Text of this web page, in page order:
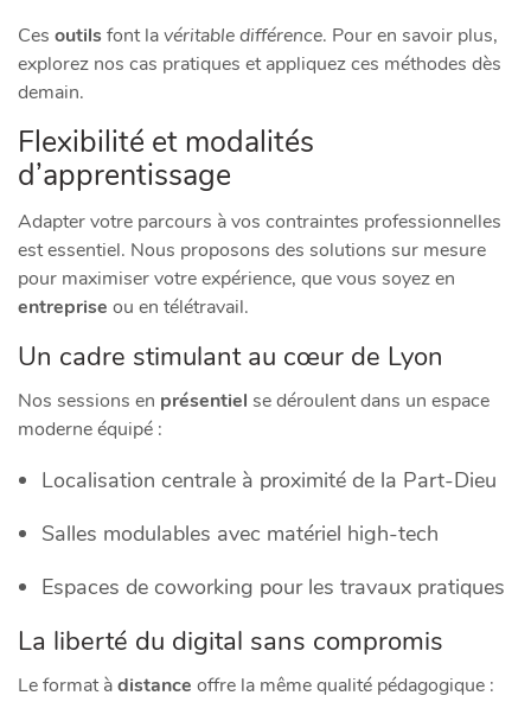
Ces outilsfont lavéritable différence. Pour en savoir plus,
explorez nos cas pratiques et appliquez ces méthodes dès
demain.
Flexibilité et modalités
d’apprentissage
Adapter votre parcours à vos contraintes professionnelles
est essentiel. Nous proposons des solutions sur mesure
pour maximiser votre expérience, que vous soyez en
entreprise ou en télétravail.
Un cadre stimulant au cœur de Lyon
Nos sessions en présentiel se déroulent dans un espace
moderne équipé :
Localisation centrale à proximité de la Part-Dieu
Salles modulables avec matériel high-tech
Espaces de coworking pour les travaux pratiques
La liberté du digital sans compromis
Le format àdistance offre la même qualité pédagogique :